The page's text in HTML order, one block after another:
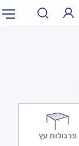
פרגולות עץ